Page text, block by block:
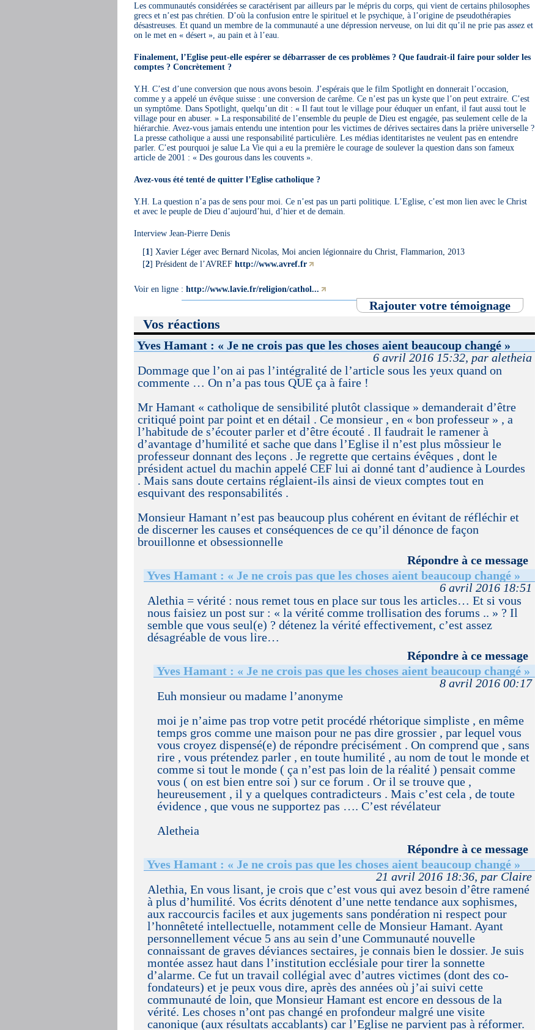
Les communautés considérées se caractérisent par ailleurs par le mépris du corps, qui vient de certains philosophes
grecs et n’est pas chrétien. D’où la confusion entre le spirituel et le psychique, à l’origine de pseudothérapies
désastreuses. Et quand un membre de la communauté a une dépression nerveuse, on lui dit qu’il ne prie pas assez et
on le met en « désert », au pain et à l’eau.
Finalement, l’Eglise peut-elle espérer se débarrasser de ces problèmes ? Que faudrait-il faire pour solder les
comptes ? Concrètement ?
Y.H. C’est d’une conversion que nous avons besoin. J’espérais que le film Spotlight en donnerait l’occasion,
comme y a appelé un évêque suisse : une conversion de carême. Ce n’est pas un kyste que l’on peut extraire. C’est
un symptôme. Dans Spotlight, quelqu’un dit : « Il faut tout le village pour éduquer un enfant, il faut aussi tout le
village pour en abuser. » La responsabilité de l’ensemble du peuple de Dieu est engagée, pas seulement celle de la
hiérarchie. Avez-vous jamais entendu une intention pour les victimes de dérives sectaires dans la prière universelle ?
La presse catholique a aussi une responsabilité particulière. Les médias identitaristes ne veulent pas en entendre
parler. C’est pourquoi je salue La Vie qui a eu la première le courage de soulever la question dans son fameux
article de 2001 : « Des gourous dans les couvents ».
Avez-vous été tenté de quitter l’Eglise catholique ?
Y.H. La question n’a pas de sens pour moi. Ce n’est pas un parti politique. L’Eglise, c’est mon lien avec le Christ
et avec le peuple de Dieu d’aujourd’hui, d’hier et de demain.
Interview Jean-Pierre Denis
[1] Xavier Léger avec Bernard Nicolas, Moi ancien légionnaire du Christ, Flammarion, 2013
[2] Président de l’AVREF http://www.avref.fr
Voir en ligne : http://www.lavie.fr/religion/cathol...
Rajouter votre témoignage
Vos réactions
Yves Hamant : « Je ne crois pas que les choses aient beaucoup changé »
6 avril 2016 15:32, par aletheia
Dommage que l’on ai pas l’intégralité de l’article sous les yeux quand on
commente … On n’a pas tous QUE ça à faire !
Mr Hamant « catholique de sensibilité plutôt classique » demanderait d’être
critiqué point par point et en détail . Ce monsieur , en « bon professeur » , a
l’habitude de s’écouter parler et d’être écouté . Il faudrait le ramener à
d’avantage d’humilité et sache que dans l’Eglise il n’est plus môssieur le
professeur donnant des leçons . Je regrette que certains évêques , dont le
président actuel du machin appelé CEF lui ai donné tant d’audience à Lourdes
. Mais sans doute certains réglaient-ils ainsi de vieux comptes tout en
esquivant des responsabilités .
Monsieur Hamant n’est pas beaucoup plus cohérent en évitant de réfléchir et
de discerner les causes et conséquences de ce qu’il dénonce de façon
brouillonne et obsessionnelle
Répondre à ce message
Yves Hamant : « Je ne crois pas que les choses aient beaucoup changé »
6 avril 2016 18:51
Alethia = vérité : nous remet tous en place sur tous les articles… Et si vous
nous faisiez un post sur : « la vérité comme trollisation des forums .. » ? Il
semble que vous seul(e) ? détenez la vérité effectivement, c’est assez
désagréable de vous lire…
Répondre à ce message
Yves Hamant : « Je ne crois pas que les choses aient beaucoup changé »
8 avril 2016 00:17
Euh monsieur ou madame l’anonyme
moi je n’aime pas trop votre petit procédé rhétorique simpliste , en même
temps gros comme une maison pour ne pas dire grossier , par lequel vous
vous croyez dispensé(e) de répondre précisément . On comprend que , sans
rire , vous prétendez parler , en toute humilité , au nom de tout le monde et
comme si tout le monde ( ça n’est pas loin de la réalité ) pensait comme
vous ( on est bien entre soi ) sur ce forum . Or il se trouve que ,
heureusement , il y a quelques contradicteurs . Mais c’est cela , de toute
évidence , que vous ne supportez pas …. C’est révélateur
Aletheia
Répondre à ce message
Yves Hamant : « Je ne crois pas que les choses aient beaucoup changé »
21 avril 2016 18:36, par Claire
Alethia, En vous lisant, je crois que c’est vous qui avez besoin d’être ramené
à plus d’humilité. Vos écrits dénotent d’une nette tendance aux sophismes,
aux raccourcis faciles et aux jugements sans pondération ni respect pour
l’honnêteté intellectuelle, notamment celle de Monsieur Hamant. Ayant
personnellement vécue 5 ans au sein d’une Communauté nouvelle
connaissant de graves déviances sectaires, je connais bien le dossier. Je suis
montée assez haut dans l’institution ecclésiale pour tirer la sonnette
d’alarme. Ce fut un travail collégial avec d’autres victimes (dont des co-
fondateurs) et je peux vous dire, après des années où j’ai suivi cette
communauté de loin, que Monsieur Hamant est encore en dessous de la
vérité. Les choses n’ont pas changé en profondeur malgré une visite
canonique (aux résultats accablants) car l’Eglise ne parvient pas à réformer.